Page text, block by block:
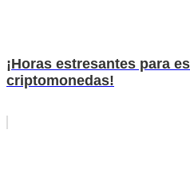
¡Horas estresantes para
criptomonedas!